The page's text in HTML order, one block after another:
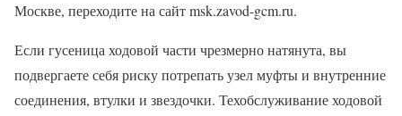
Москве, переходите на сайт msk.zavod-gcm.ru.
Если гусеница ходовой части чрезмерно натянута, вы
подвергаете себя риску потрепать узел муфты и внутренние
соединения, втулки и звездочки. Техобслуживание ходовой